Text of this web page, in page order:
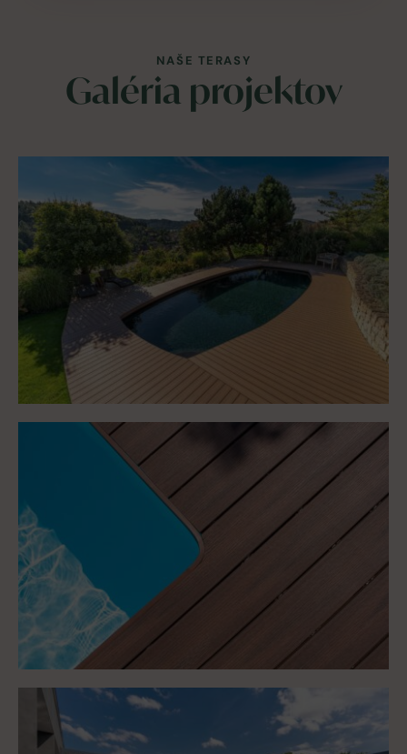
NAŠE TERASY
Galéria projektov